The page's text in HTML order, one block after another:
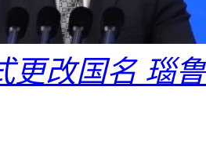
更改国名 瑙